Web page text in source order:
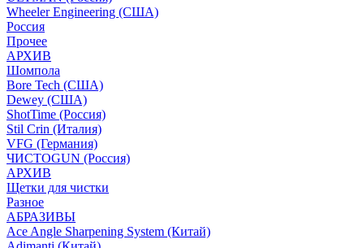
Wheeler Engineering (СШA)
Россия
Прочее
АРХИВ
Шомпола
Bore Tech (США)
Dewey (США)
ShotTime (Россия)
Stil Crin (Италия)
VFG (Германия)
ЧИСТОGUN (Россия)
АРХИВ
Щетки для чистки
Разное
АБРАЗИВЫ
Ace Angle Sharpening System (Китай)